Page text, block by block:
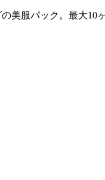
美服パック。最大10